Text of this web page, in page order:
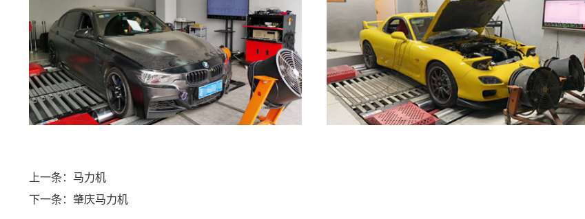
上一条：马力机
下一条：肇庆马力机